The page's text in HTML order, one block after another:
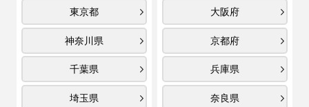
東京都
神奈川県
千葉県
埼玉県
大阪府
京都府
兵庫県
奈良県